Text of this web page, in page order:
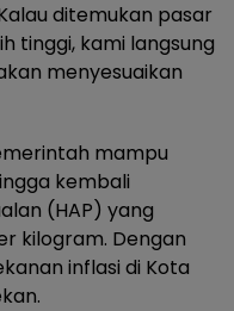
ditemukan pasar
tinggi, kami langsung
menyesuaikan
mampu
kembali
(HAP) yang
kilogram. Dengan
inflasi di Kota